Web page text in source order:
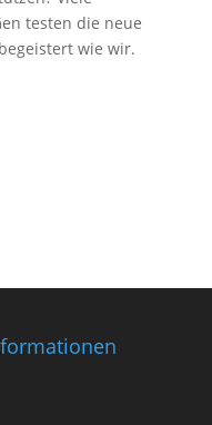
testen die neue
wie wir.